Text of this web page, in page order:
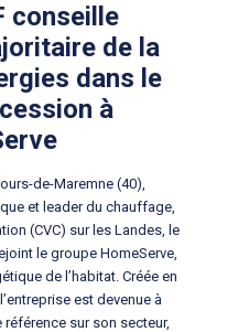
conseille
de la
dans le
à
de-Maremne (40),
et leader du chauffage,
(CVC) sur les Landes, le
le groupe HomeServe,
de l’habitat. Créée en
est devenue à
sur son secteur,